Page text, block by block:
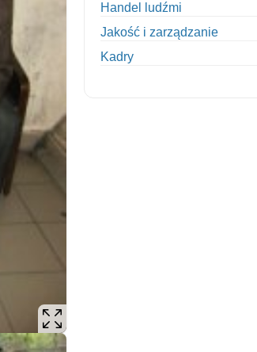
Handel ludźmi
Jakość i zarządzanie
Kadry